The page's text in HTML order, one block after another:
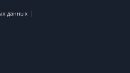
данных |